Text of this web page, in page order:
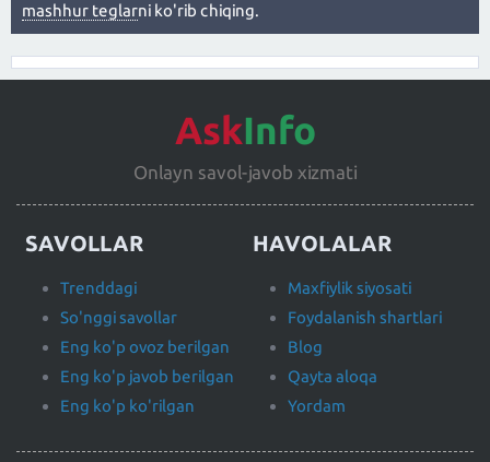
mashhur teglarni ko'rib chiqing.
AskInfo
Onlayn savol-javob xizmati
SAVOLLAR
Trenddagi
So'nggi savollar
Eng ko'p ovoz berilgan
Eng ko'p javob berilgan
Eng ko'p ko'rilgan
HAVOLALAR
Maxfiylik siyosati
Foydalanish shartlari
Blog
Qayta aloqa
Yordam